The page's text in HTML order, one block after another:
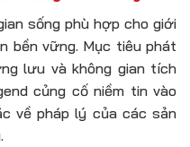
sống phù hợp cho giới
bền vững. Mục tiêu phát
lưu và không gian tích
củng cố niềm tin vào
về pháp lý của các sản